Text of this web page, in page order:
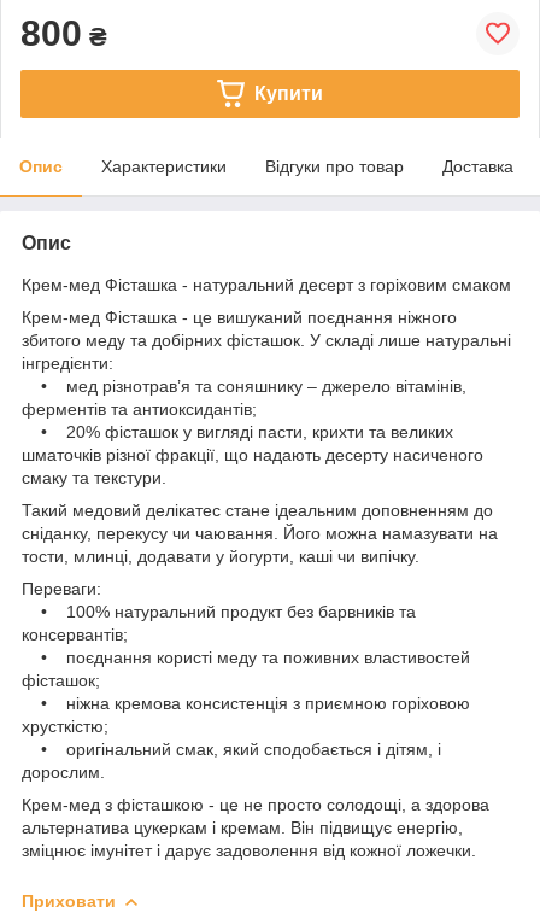
800 ₴
Купити
Опис Характеристики Відгуки про товар Доставка
Опис
Крем-мед Фісташка - натуральний десерт з горіховим смаком
Крем-мед Фісташка - це вишуканий поєднання ніжного
збитого меду та добірних фісташок. У складі лише натуральні
інгредієнти:
• мед різнотрав’я та соняшнику – джерело вітамінів,
ферментів та антиоксидантів;
• 20% фісташок у вигляді пасти, крихти та великих
шматочків різної фракції, що надають десерту насиченого
смаку та текстури.
Такий медовий делікатес стане ідеальним доповненням до
сніданку, перекусу чи чаювання. Його можна намазувати на
тости, млинці, додавати у йогурти, каші чи випічку.
Переваги:
• 100% натуральний продукт без барвників та
консервантів;
• поєднання користі меду та поживних властивостей
фісташок;
• ніжна кремова консистенція з приємною горіховою
хрусткістю;
• оригінальний смак, який сподобається і дітям, і
дорослим.
Крем-мед з фісташкою - це не просто солодощі, а здорова
альтернатива цукеркам і кремам. Він підвищує енергію,
зміцнює імунітет і дарує задоволення від кожної ложечки.
Приховати